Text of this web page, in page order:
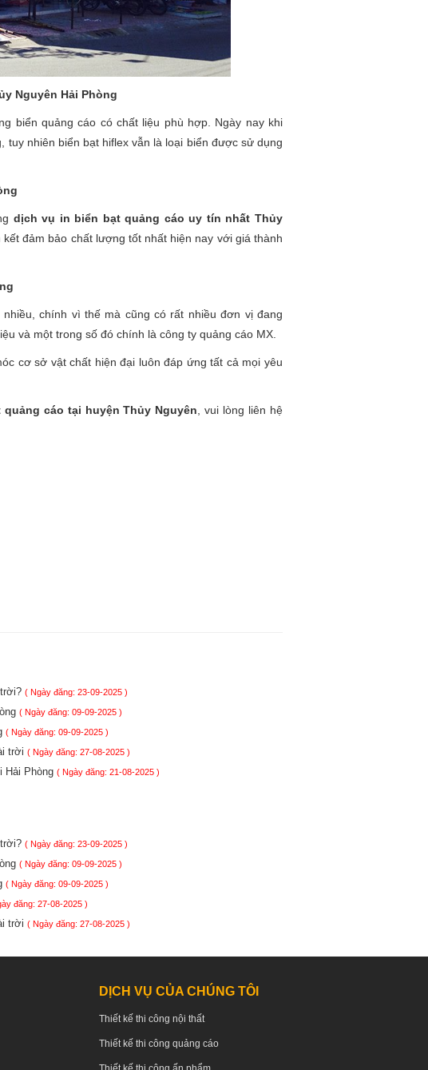
Nguyên Hải Phòng
biển quảng cáo có chất liệu phù hợp. Ngày nay khi
tuy nhiên biển bạt hiflex vẫn là loại biển được sử dụng
dịch vụ in biển bạt quảng cáo uy tín nhất Thủy
đảm bảo chất lượng tốt nhất hiện nay với giá thành
nhiều, chính vì thế mà cũng có rất nhiều đơn vị đang
và một trong số đó chính là công ty quảng cáo MX.
cơ sở vật chất hiện đại luôn đáp ứng tất cả mọi yêu
quảng cáo tại huyện Thủy Nguyên, vui lòng liên hệ
( Ngày đăng: 23-09-2025 )
( Ngày đăng: 09-09-2025 )
( Ngày đăng: 09-09-2025 )
trời ( Ngày đăng: 27-08-2025 )
Hải Phòng ( Ngày đăng: 21-08-2025 )
( Ngày đăng: 23-09-2025 )
( Ngày đăng: 09-09-2025 )
( Ngày đăng: 09-09-2025 )
đăng: 27-08-2025 )
trời ( Ngày đăng: 27-08-2025 )
DỊCH VỤ CỦA CHÚNG TÔI
Thiết kế thi công nội thất
Thiết kế thi công quảng cáo